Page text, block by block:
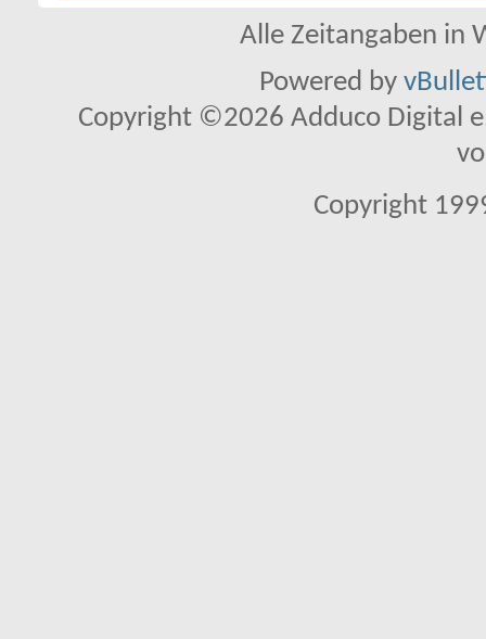
Alle Zeitangaben in
Powered by
Copyright ©2026 Adduco Digital
Copyright